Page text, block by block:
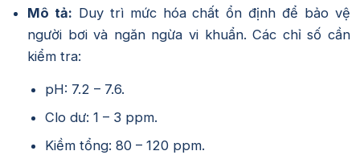
Mô tả: Duy trì mức hóa chất ổn định để bảo vệ
người bơi và ngăn ngừa vi khuẩn. Các chỉ số cần
kiểm tra:
pH: 7.2 – 7.6.
Clo dư: 1 – 3 ppm.
Kiềm tổng: 80 – 120 ppm.